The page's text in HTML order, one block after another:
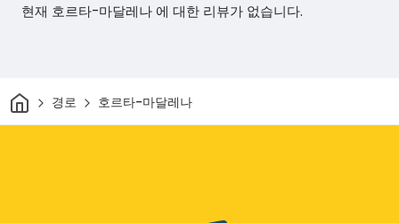
현재 호르타-마달레나 에 대한 리뷰가 없습니다.
집 경로 호르타-마달레나